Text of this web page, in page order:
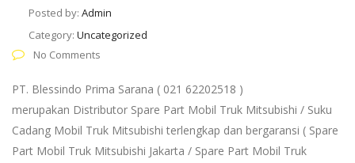
Posted by: Admin
Category: Uncategorized
No Comments
PT. Blessindo Prima Sarana ( 021 62202518 )
merupakan Distributor Spare Part Mobil Truk Mitsubishi / Suku
Cadang Mobil Truk Mitsubishi terlengkap dan bergaransi ( Spare
Part Mobil Truk Mitsubishi Jakarta / Spare Part Mobil Truk